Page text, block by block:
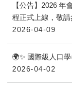
【公告】2026
程正式上線，敬請
2026-04-09
🌍✨ 國際級人口
2026-04-02